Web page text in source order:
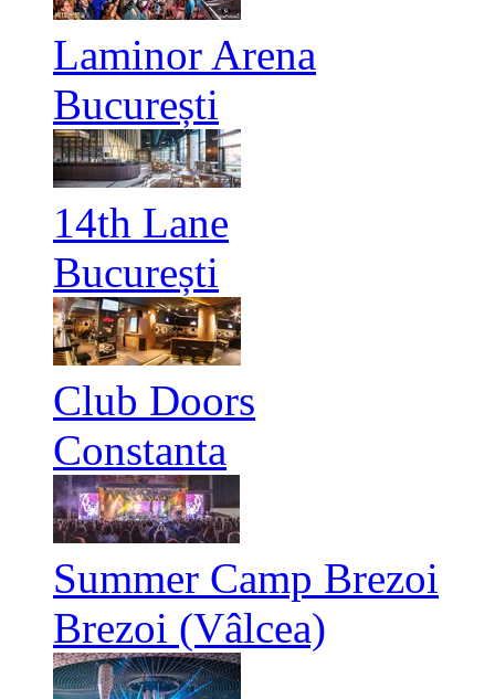
Laminor Arena
București
14th Lane
București
Club Doors
Constanta
Summer Camp Brezoi
Brezoi (Vâlcea)